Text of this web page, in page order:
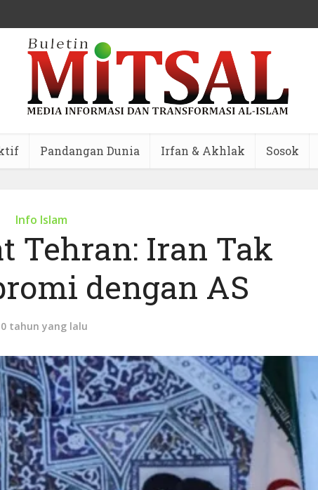
Pandangan Dunia Irfan & Akhlak Sosok
Info Islam
Tehran: Iran Tak
dengan AS
tahun yang lalu